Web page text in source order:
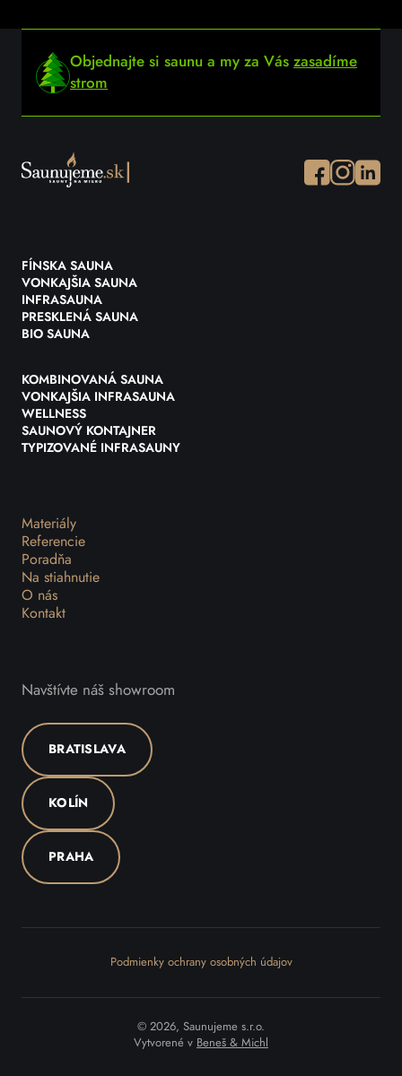
Objednajte si saunu a my za Vás zasadíme
strom
Facebook
Instagram
FÍNSKA SAUNA
VONKAJŠIA SAUNA
INFRASAUNA
PRESKLENÁ SAUNA
BIO SAUNA
KOMBINOVANÁ SAUNA
VONKAJŠIA INFRASAUNA
WELLNESS
SAUNOVÝ KONTAJNER
TYPIZOVANÉ INFRASAUNY
Materiály
Referencie
Poradňa
Na stiahnutie
O nás
Kontakt
Navštívte náš showroom
BRATISLAVA
KOLÍN
PRAHA
Podmienky ochrany osobných údajov
© 2026, Saunujeme s.r.o.
Vytvorené v Beneš & Michl